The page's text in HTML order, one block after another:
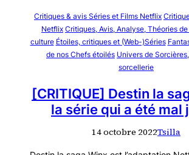
Critiques & avis Séries et Films Netflix
Netflix Critiques, Avis, Analyse, Théories
culture Étoiles, critiques et (Web-)Séries
de nos Chefs étoilés Univers de
sorcellerie
[CRITIQUE] Destin la
la série qui a été mal
14 octobre 2022Tsilla